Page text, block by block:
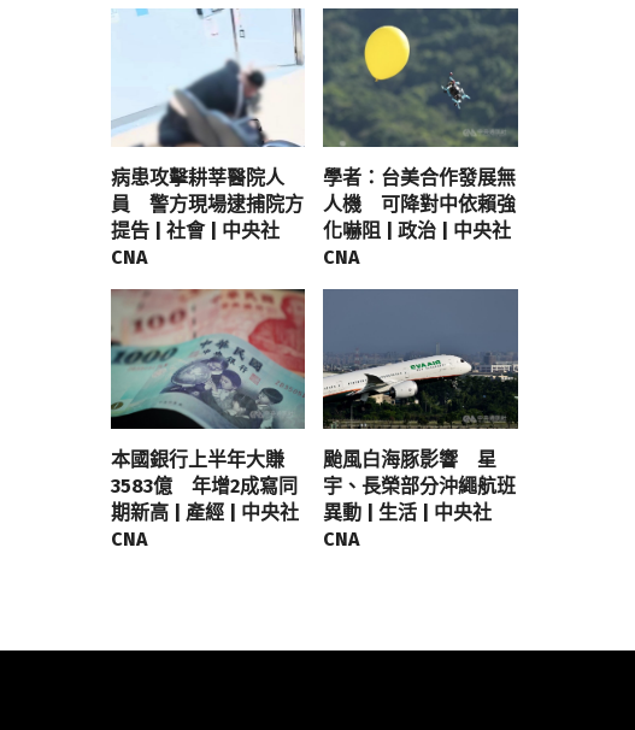
病患攻擊耕莘醫院人
員 警方現場逮捕院方
提告 | 社會 | 中央社
CNA
學者：台美合作發展無
人機 可降對中依賴強
化嚇阻 | 政治 | 中央社
CNA
本國銀行上半年大賺
3583億 年增2成寫同
期新高 | 產經 | 中央社
CNA
颱風白海豚影響 星
宇、長榮部分沖繩航班
異動 | 生活 | 中央社
CNA